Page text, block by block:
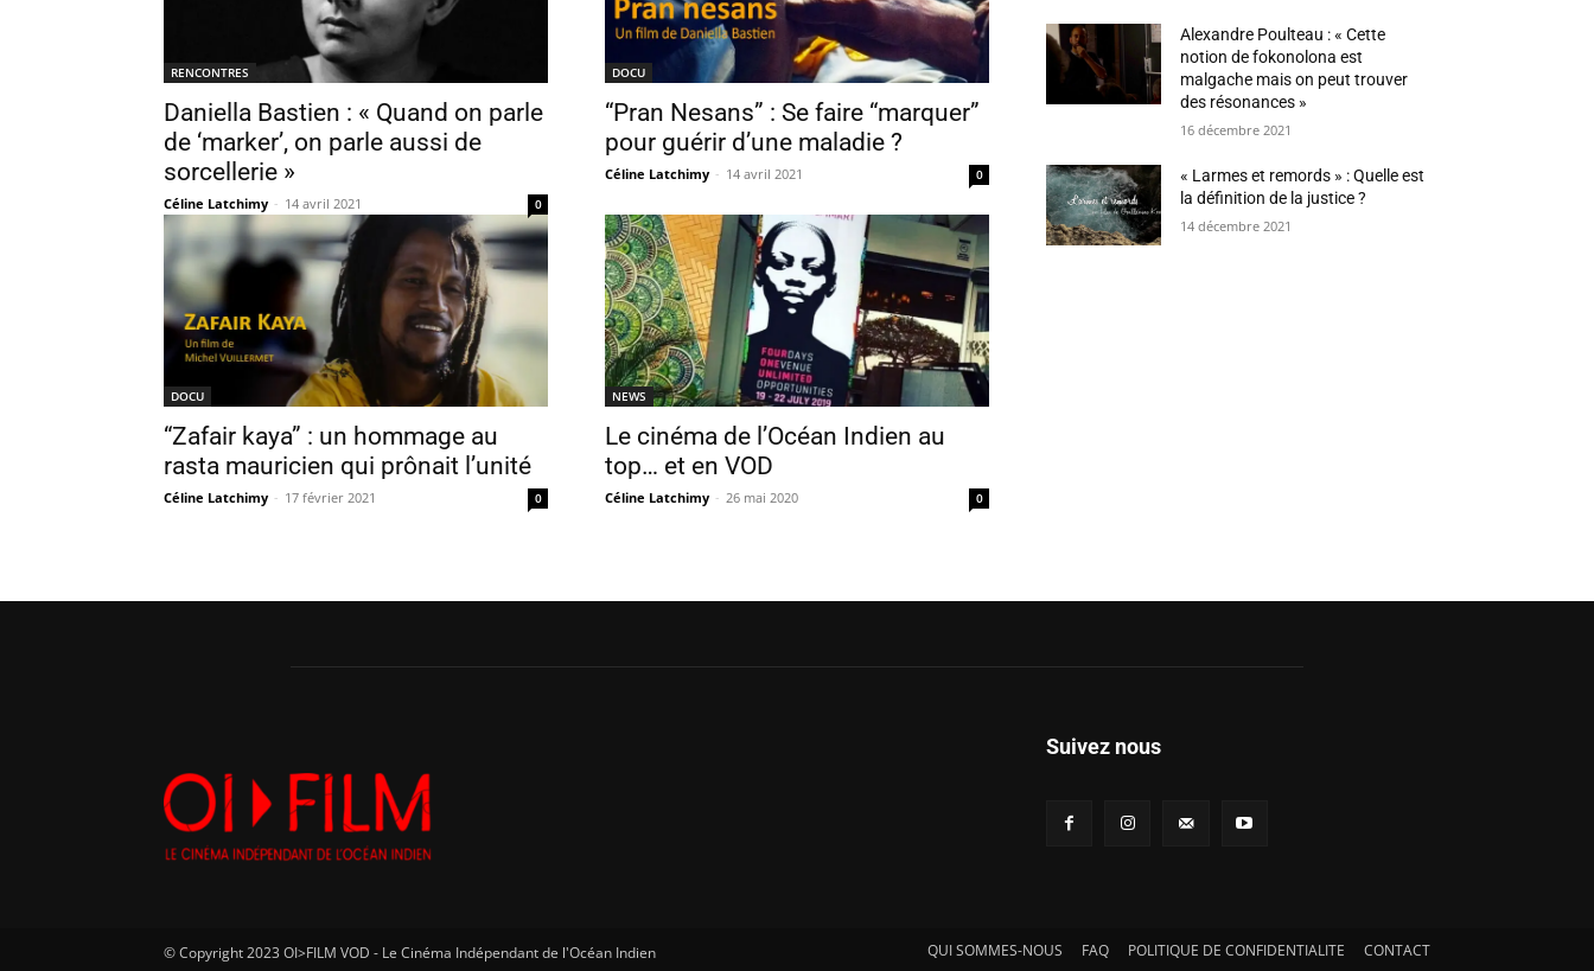
RENCONTRES
Daniella Bastien : « Quand on parle
de ‘marker’, on parle aussi de
sorcellerie »
Céline Latchimy - 14 avril 2021 0
DOCU
“Pran Nesans” : Se faire “marquer”
pour guérir d’une maladie ?
Céline Latchimy - 14 avril 2021 0
DOCU
“Zafair kaya” : un hommage au
rasta mauricien qui prônait l’unité
Céline Latchimy - 17 février 2021 0
NEWS
Le cinéma de l’Océan Indien au
top… et en VOD
Céline Latchimy - 26 mai 2020 0
Alexandre Poulteau : « Cette
notion de fokonolona est
malgache mais on peut trouver
des résonances »
16 décembre 2021
« Larmes et remords » : Quelle est
la définition de la justice ?
14 décembre 2021
Suivez nous
© Copyright 2023 OI>FILM VOD - Le Cinéma Indépendant de l'Océan Indien QUI SOMMES-NOUS FAQ POLITIQUE DE CONFIDENTIALITE CONTACT